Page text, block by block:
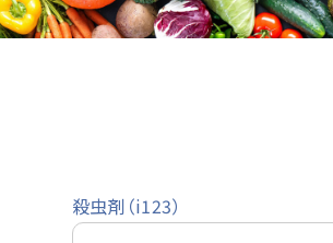
殺虫剤（i123）